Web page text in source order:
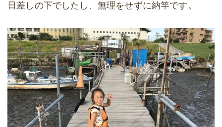
日差しの下でしたし、無理をせずに納竿です。